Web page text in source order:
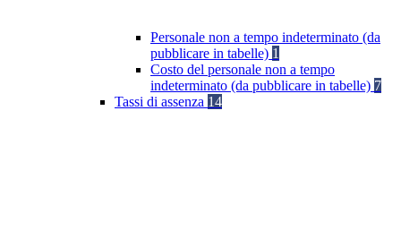
Personale non a tempo indeterminato (da
pubblicare in tabelle) 1
Costo del personale non a tempo
indeterminato (da pubblicare in tabelle) 7
Tassi di assenza 14